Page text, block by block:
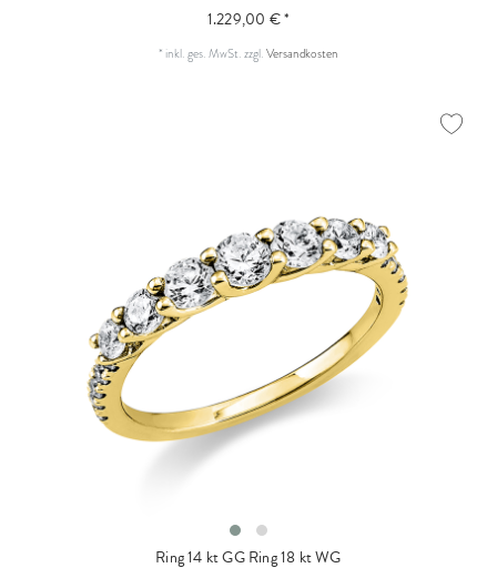
1.229,00 € *
* inkl. ges. MwSt.zzgl.Versandkosten
Ring 14 kt GGRing 18 kt WG